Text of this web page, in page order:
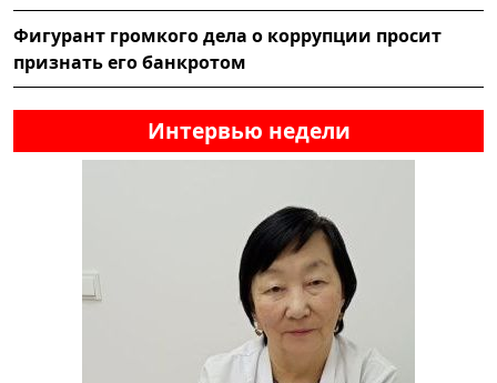
Фигурант громкого дела о коррупции просит
признать его банкротом
Интервью недели